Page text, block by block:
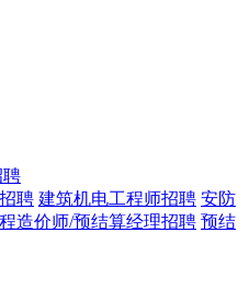
聘
聘 建筑机电工程师招聘 安防
造价师/预结算经理招聘 预结